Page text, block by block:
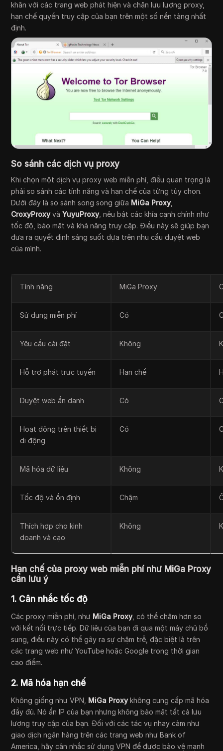
khăn với các trang web phát hiện và chặn lưu lượng proxy,
hạn chế quyền truy cập của bạn trên một số nền tảng nhất
định.
So sánh các dịch vụ proxy
Khi chọn một dịch vụ proxy web miễn phí, điều quan trọng là
phải so sánh các tính năng và hạn chế của từng tùy chọn.
Dưới đây là so sánh song song giữa MiGa Proxy,
CroxyProxyvàYuyuProxy, nêu bật các khía cạnh chính như
tốc độ, bảo mật và khả năng truy cập. Điều này sẽ giúp bạn
đưa ra quyết định sáng suốt dựa trên nhu cầu duyệt web
của mình.
Tính năng MiGa Proxy
Sử dụng miễn phí Có
Yêu cầu cài đặt Không
Hỗ trợ phát trực tuyến Hạn chế
Duyệt web ẩn danh Có
Hoạt động trên thiết bị
di động
Có
Mã hóa dữ liệu Không
Tốc độ và ổn định Chậm
Thích hợp cho kinh
doanh và cạo
Không
Hạn chế của proxy web miễn phí như MiGa Proxy
cần lưu ý
1. Cân nhắc tốc độ
Các proxy miễn phí, như MiGa Proxy, có thể chậm hơn so
với kết nối trực tiếp. Dữ liệu của bạn đi qua một máy chủ bổ
sung, điều này có thể gây ra sự chậm trễ, đặc biệt là trên
các trang web như YouTube hoặc Google trong thời gian
cao điểm.
2. Mã hóa hạn chế
Không giống như VPN, MiGa Proxykhông cung cấp mã hóa
đầy đủ. Nó ẩn IP của bạn nhưng không bảo mật tất cả lưu
lượng truy cập của bạn. Đối với các tác vụ nhạy cảm như
giao dịch ngân hàng trên các trang web như Bank of
America, hãy cân nhắc sử dụng VPN để được bảo vệ mạnh